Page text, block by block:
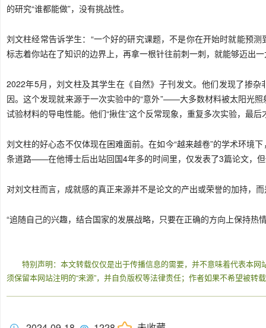
的研究“谁都能做”，没有挑战性。
刘文柱经常告诉学生：“一个好的研究课题，不是你在开始时就能预
标志着你站在了知识的边界上，再拿一根针往前刺一刺，就能够迈出一
2022年5月，刘文柱及其学生在《自然》子刊发文。他们发现了掺
因。这个发现就来源于一次实验中的“意外”——大多数材料被太阳光
试验材料的导电性能。他们“揪住”这个反常现象，重复多次实验，最
刘文柱的好心态不仅体现在困难面前。在如今“越来越卷”的学术环境
条道路——在他博士后出站回国4年多的时间里，仅发表了3篇论文，
对刘文柱而言，成就感的真正来源并不是论文的产出或荣誉的加持，
“追随自己的兴趣，结合国家的发展战略，只要在正确的方向上保持
特别声明：本文转载仅仅是出于传播信息的需要，并不意味着代表本
须保留本网站注明的“来源”，并自负版权等法律责任；作者如果不希望被转